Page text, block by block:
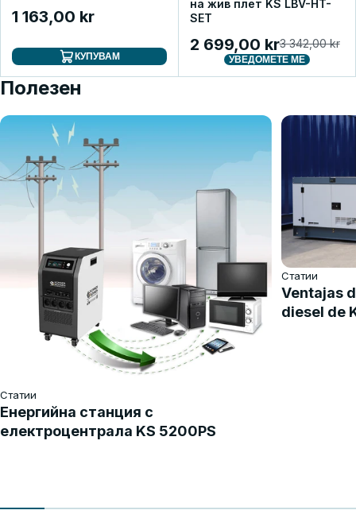
1 163,00 kr
КУПУВАМ
на жив плет KS LBV-HT-
SET
2 699,00 kr3 342,00 kr
УВЕДОМЕТЕ МЕ
Полезен
Статии
Енергийна станция с
електроцентрала KS 5200PS
Статии
Ventajas
diesel de